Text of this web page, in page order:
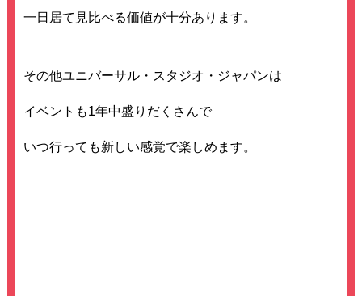
一日居て見比べる価値が十分あります。
その他ユニバーサル・スタジオ・ジャパンは
イベントも1年中盛りだくさんで
いつ行っても新しい感覚で楽しめます。